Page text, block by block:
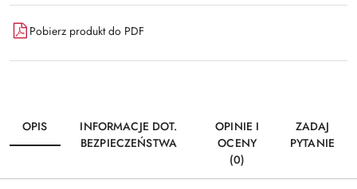
Pobierz produkt do PDF
OPIS
INFORMACJE DOT.
BEZPIECZEŃSTWA
OPINIE I
OCENY
(0)
ZADAJ
PYTANIE